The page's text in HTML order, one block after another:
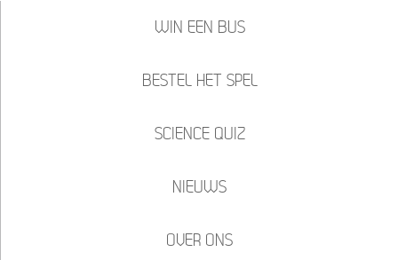
WIN EEN BUS
BESTEL HET SPEL
SCIENCE QUIZ
NIEUWS
OVER ONS